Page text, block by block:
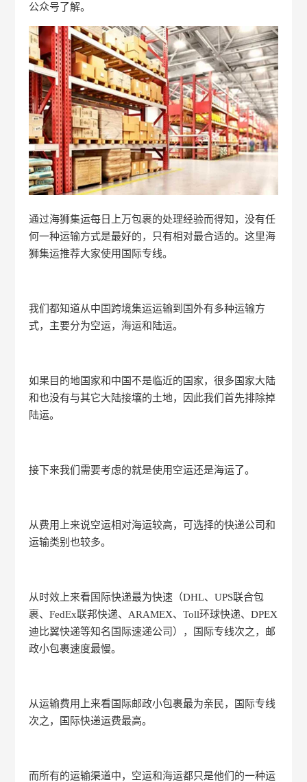
公众号了解。
通过海狮集运每日上万包裹的处理经验而得知，没有任
何一种运输方式是最好的，只有相对最合适的。这里海
狮集运推荐大家使用国际专线。
我们都知道从中国跨境集运运输到国外有多种运输方
式，主要分为空运，海运和陆运。
如果目的地国家和中国不是临近的国家，很多国家大陆
和也没有与其它大陆接壤的土地，因此我们首先排除掉
陆运。
接下来我们需要考虑的就是使用空运还是海运了。
从费用上来说空运相对海运较高，可选择的快递公司和
运输类别也较多。
从时效上来看国际快递最为快速（DHL、UPS联合包
裹、FedEx联邦快递、ARAMEX、Toll环球快递、DPEX
迪比翼快递等知名国际速递公司），国际专线次之，邮
政小包裹速度最慢。
从运输费用上来看国际邮政小包裹最为亲民，国际专线
次之，国际快递运费最高。
而所有的运输渠道中，空运和海运都只是他们的一种运